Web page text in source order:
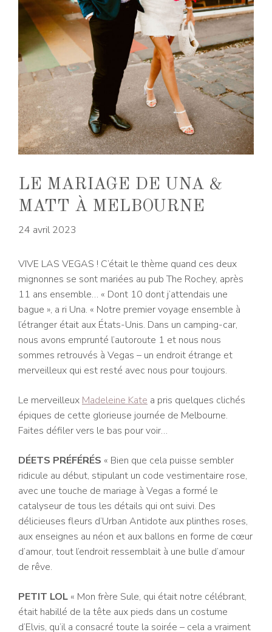
LE MARIAGE DE UNA &
MATT À MELBOURNE
24 avril 2023
VIVE LAS VEGAS ! C’était le thème quand ces deux
mignonnes se sont mariées au pub The Rochey, après
11 ans ensemble… « Dont 10 dont j’attendais une
bague », a ri Una. « Notre premier voyage ensemble à
l’étranger était aux États-Unis. Dans un camping-car,
nous avons emprunté l’autoroute 1 et nous nous
sommes retrouvés à Vegas – un endroit étrange et
merveilleux qui est resté avec nous pour toujours.
Le merveilleux Madeleine Kate a pris quelques clichés
épiques de cette glorieuse journée de Melbourne.
Faites défiler vers le bas pour voir…
DÉETS PRÉFÉRÉS « Bien que cela puisse sembler
ridicule au début, stipulant un code vestimentaire rose,
avec une touche de mariage à Vegas a formé le
catalyseur de tous les détails qui ont suivi. Des
délicieuses fleurs d’Urban Antidote aux plinthes roses,
aux enseignes au néon et aux ballons en forme de cœur
d’amour, tout l’endroit ressemblait à une bulle d’amour
de rêve.
PETIT LOL « Mon frère Sule, qui était notre célébrant,
était habillé de la tête aux pieds dans un costume
d’Elvis, qu’il a consacré toute la soirée – cela a vraiment